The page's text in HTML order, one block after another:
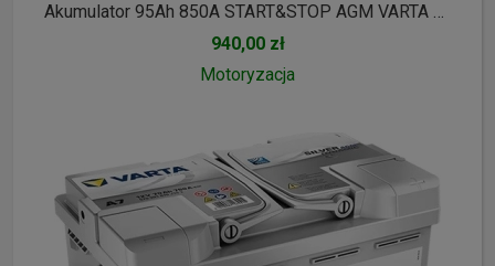
940,00 zł
Motoryzacja